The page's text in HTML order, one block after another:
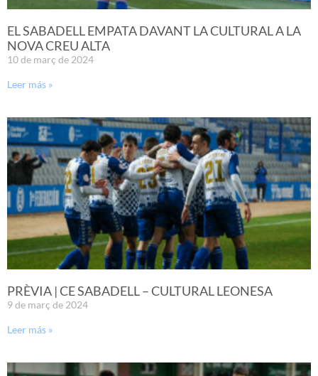
EL SABADELL EMPATA DAVANT LA CULTURAL A LA
NOVA CREU ALTA
10 de març de 2024
Leer más »
PRÈVIA | CE SABADELL – CULTURAL LEONESA
9 de març de 2024
Leer más »